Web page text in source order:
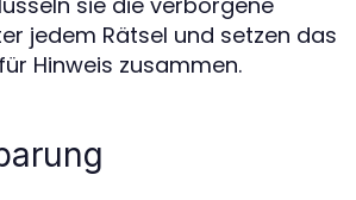
jedem Rätsel und setzen das
Hinweis zusammen.